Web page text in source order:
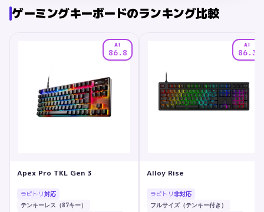
ゲーミングキーボードのランキング比較
AI
86.8
Apex Pro TKL Gen 3
ラピトリ対応
テンキーレス（87キー）
AI
86.3
Alloy Rise
ラピトリ非対応
フルサイズ（テンキー付き）